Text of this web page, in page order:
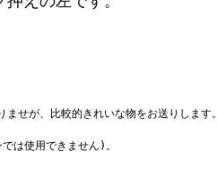
せが、比較的きれいな物をお送りします。
は使用できません)。